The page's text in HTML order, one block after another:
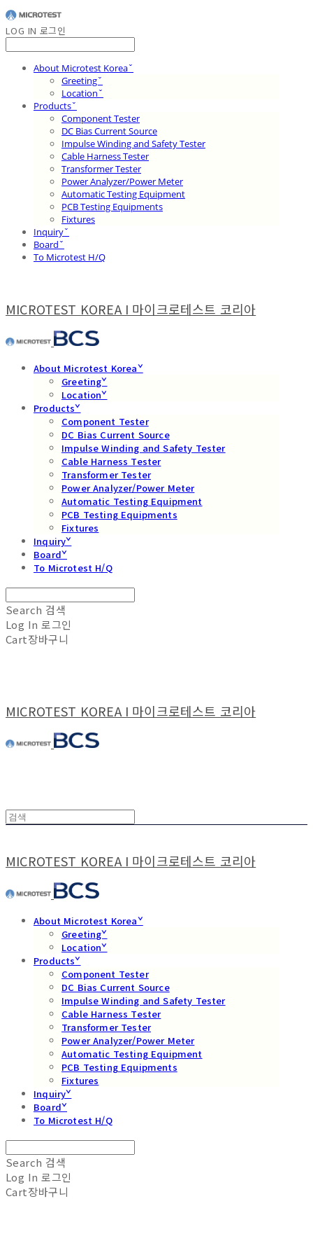
LOG IN 로그인
About Microtest Koreaˇ
Greetingˇ
Locationˇ
Productsˇ
Component Tester
DC Bias Current Source
Impulse Winding and Safety Tester
Cable Harness Tester
Transformer Tester
Power Analyzer/Power Meter
Automatic Testing Equipment
PCB Testing Equipments
Fixtures
Inquiryˇ
Boardˇ
To Microtest H/Q
MICROTEST KOREA I 마이크로테스트 코리아
About Microtest Koreaˇ
Greetingˇ
Locationˇ
Productsˇ
Component Tester
DC Bias Current Source
Impulse Winding and Safety Tester
Cable Harness Tester
Transformer Tester
Power Analyzer/Power Meter
Automatic Testing Equipment
PCB Testing Equipments
Fixtures
Inquiryˇ
Boardˇ
To Microtest H/Q
Search 검색
Log In 로그인
Cart장바구니
MICROTEST KOREA I 마이크로테스트 코리아
MICROTEST KOREA I 마이크로테스트 코리아
About Microtest Koreaˇ
Greetingˇ
Locationˇ
Productsˇ
Component Tester
DC Bias Current Source
Impulse Winding and Safety Tester
Cable Harness Tester
Transformer Tester
Power Analyzer/Power Meter
Automatic Testing Equipment
PCB Testing Equipments
Fixtures
Inquiryˇ
Boardˇ
To Microtest H/Q
Search 검색
Log In 로그인
Cart장바구니